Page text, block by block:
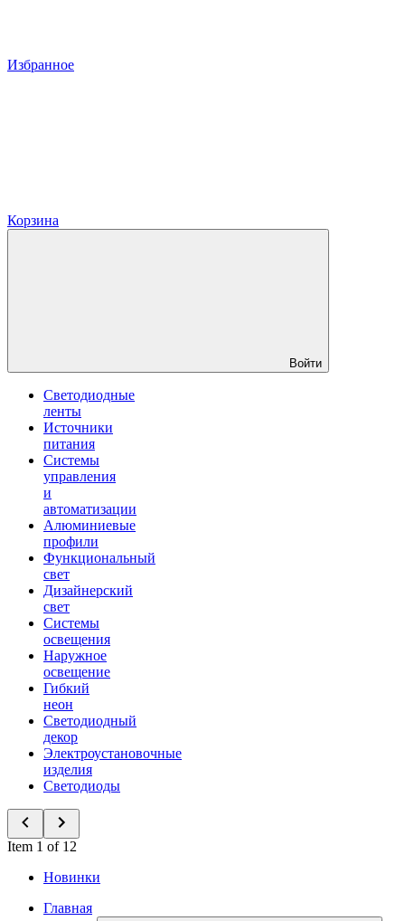
Избранное
Корзина
Войти
Светодиодные
ленты
Источники
питания
Системы
управления
и
автоматизации
Алюминиевые
профили
Функциональный
свет
Дизайнерский
свет
Системы
освещения
Наружное
освещение
Гибкий
неон
Светодиодный
декор
Электроустановочные
изделия
Светодиоды
Item 1 of 12
Новинки
Главная